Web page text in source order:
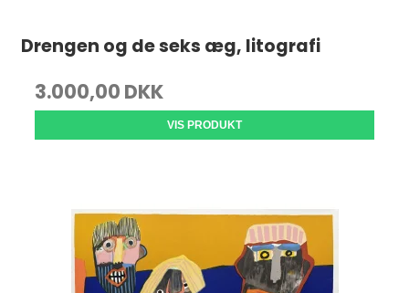
Drengen og de seks æg, litografi
3.000,00 DKK
VIS PRODUKT